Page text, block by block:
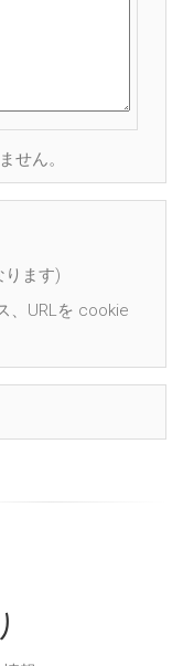
せん。
ります)
、URLを cookie